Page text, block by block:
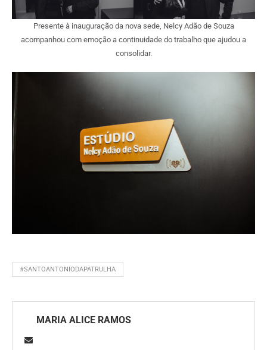
Presente à inauguração da nova sede, Nelcy Adão de Souza
acompanhou com emoção a continuidade do trabalho que ajudou a
consolidar.
#SANTOANTONIODAPATRULHA
MARIA ALICE RAMOS